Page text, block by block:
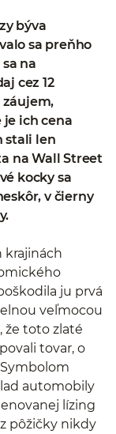
býva
sa preňho
na
cez 12
je ich cena
stali len
na Wall Street
kocky sa
v čierny
krajinách
ju prvá
veľmocou
že toto zlaté
tovar, o
automobily
lízing
pôžičky nikdy